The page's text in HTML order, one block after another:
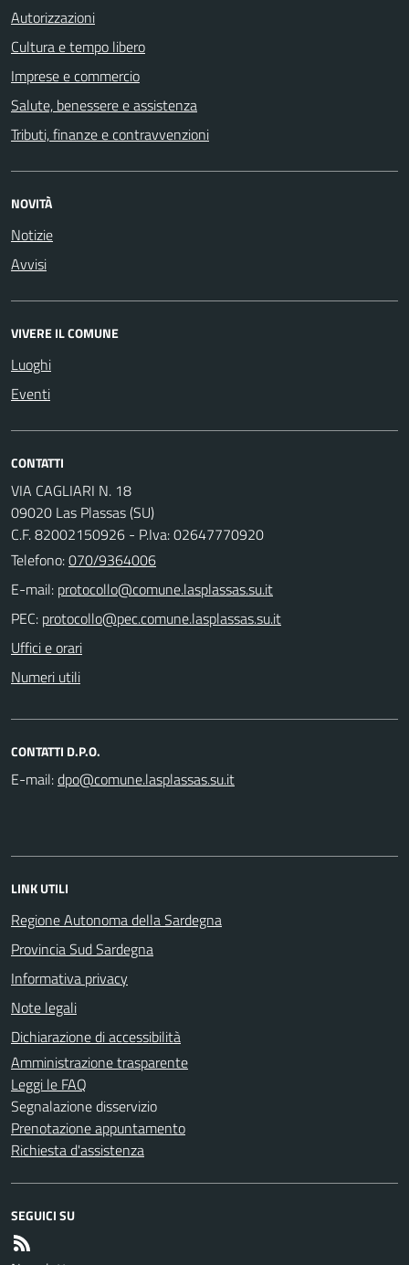
Autorizzazioni
Cultura e tempo libero
Imprese e commercio
Salute, benessere e assistenza
Tributi, finanze e contravvenzioni
NOVITÀ
Notizie
Avvisi
VIVERE IL COMUNE
Luoghi
Eventi
CONTATTI
VIA CAGLIARI N. 18
09020 Las Plassas (SU)
C.F. 82002150926 - P.Iva: 02647770920
Telefono:070/9364006
E-mail:
PEC:
Uffici e orari
Numeri utili
CONTATTI D.P.O.
E-mail:
LINK UTILI
Regione Autonoma della Sardegna
Provincia Sud Sardegna
Informativa privacy
Note legali
Dichiarazione di accessibilità
Amministrazione trasparente
Leggi le FAQ
Segnalazione disservizio
Prenotazione appuntamento
Richiesta d'assistenza
SEGUICI SU